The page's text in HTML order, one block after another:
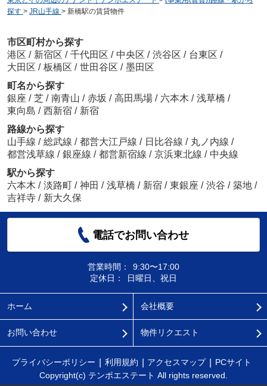
探す > JR山手線 > 新橋駅の賃貸物件
市区町村から探す
港区 / 新宿区 / 千代田区 / 中央区 / 渋谷区 / 台東区 /
大田区 / 板橋区 / 世田谷区 / 墨田区
町名から探す
銀座 / 芝 / 南青山 / 赤坂 / 高田馬場 / 六本木 / 浅草橋 /
東向島 / 西新宿 / 新宿
路線から探す
山手線 / 総武線 / 都営大江戸線 / 日比谷線 / 丸ノ内線 /
都営浅草線 / 銀座線 / 都営新宿線 / 京浜東北線 / 中央線
駅から探す
六本木 / 淡路町 / 神田 / 浅草橋 / 新宿 / 東銀座 / 渋谷 / 築地 /
吉祥寺 / 新大久保
電話でお問い合わせ
営業時間：
9:30〜17:00
定休日：
日曜日、祝日
ホーム 会社概要
お問い合わせ 物件リクエスト
プライバシーポリシー 利用規約 アクセスマップ
PCサイト
Copyright(c) テンポエステート All rights reserved.